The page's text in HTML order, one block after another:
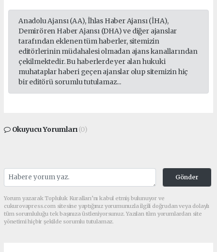
Anadolu Ajansı (AA), İhlas Haber Ajansı (İHA),
Demirören Haber Ajansı (DHA) ve diğer ajanslar
tarafından eklenen tüm haberler, sitemizin
editörlerinin müdahalesi olmadan ajans kanallarından
çekilmektedir. Bu haberlerde yer alan hukuki
muhataplar haberi geçen ajanslar olup sitemizin hiç
bir editörü sorumlu tutulamaz...
Okuyucu Yorumları(0)
Gönder
Yorum yazarak Topluluk Kuralları’nı kabul etmiş bulunuyor ve
cukurovapress.com sitesine yaptığınız yorumunuzla ilgili doğrudan veya dolaylı
tüm sorumluluğu tek başınıza üstleniyorsunuz. Yazılan tüm yorumlardan site
yönetimi hiçbir şekilde sorumlu tutulamaz.